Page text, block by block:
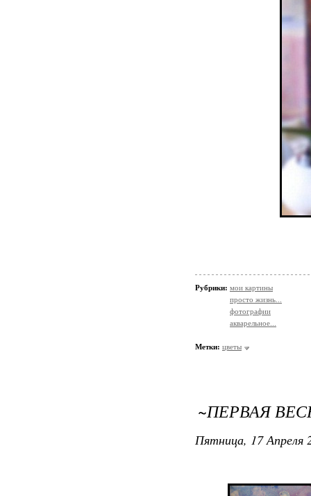
Рубрики: мои картины
просто жизнь...
фотографии
акварельное...
Метки: цветы
~ПЕРВАЯ
Пятница, 17 Апреля